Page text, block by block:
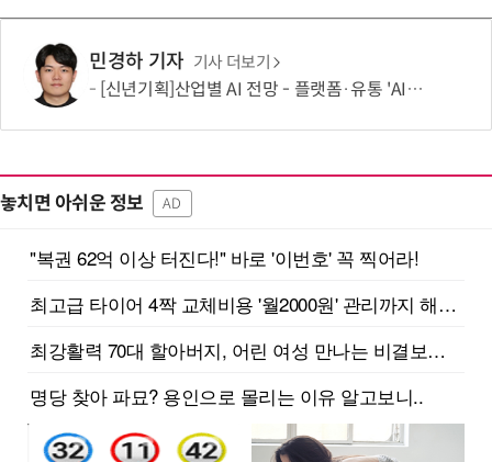
민경하 기자 기사 더보기
[신년기획]산업별 AI 전망 - 플랫폼·유통 'AI 에이전트 시대' 개막
놓치면 아쉬운 정보 AD